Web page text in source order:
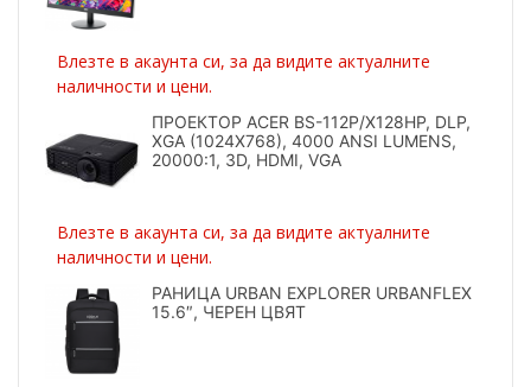
Влезте в акаунта си, за да видите актуалните
наличности и цени.
ПРОЕКТОР ACER BS-112P/X128HP, DLP,
XGA (1024X768), 4000 ANSI LUMENS,
20000:1, 3D, HDMI, VGA
Влезте в акаунта си, за да видите актуалните
наличности и цени.
РАНИЦА URBAN EXPLORER URBANFLEX
15.6″, ЧЕРЕН ЦВЯТ